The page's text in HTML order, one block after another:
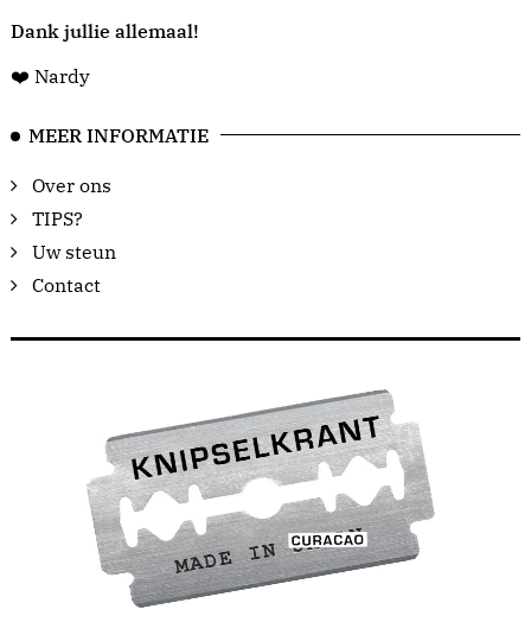
Dank jullie allemaal!
❤️ Nardy
MEER INFORMATIE
Over ons
TIPS?
Uw steun
Contact